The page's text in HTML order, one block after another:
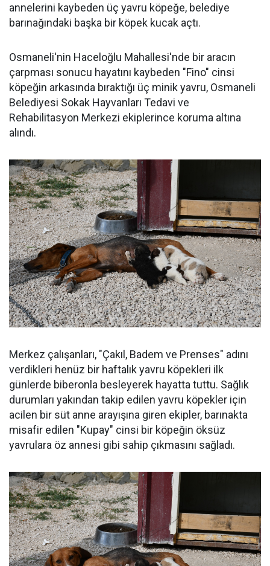
annelerini kaybeden üç yavru köpeğe, belediye
barınağındaki başka bir köpek kucak açtı.
Osmaneli'nin Haceloğlu Mahallesi'nde bir aracın
çarpması sonucu hayatını kaybeden "Fino" cinsi
köpeğin arkasında bıraktığı üç minik yavru, Osmaneli
Belediyesi Sokak Hayvanları Tedavi ve
Rehabilitasyon Merkezi ekiplerince koruma altına
alındı.
Merkez çalışanları, "Çakıl, Badem ve Prenses" adını
verdikleri henüz bir haftalık yavru köpekleri ilk
günlerde biberonla besleyerek hayatta tuttu. Sağlık
durumları yakından takip edilen yavru köpekler için
acilen bir süt anne arayışına giren ekipler, barınakta
misafir edilen "Kupay" cinsi bir köpeğin öksüz
yavrulara öz annesi gibi sahip çıkmasını sağladı.